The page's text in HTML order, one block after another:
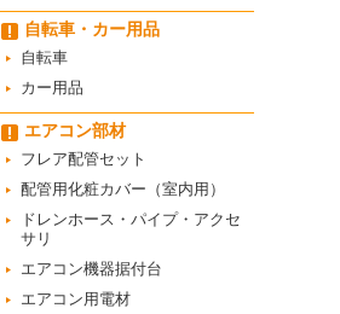
自転車・カー用品
自転車
カー用品
エアコン部材
フレア配管セット
配管用化粧カバー（室内用）
ドレンホース・パイプ・アクセ
サリ
エアコン機器据付台
エアコン用電材